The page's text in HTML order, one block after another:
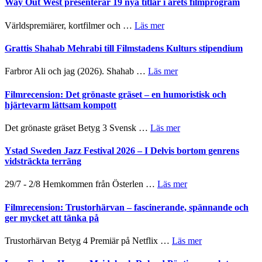
Way Out West presenterar 19 nya titlar i årets filmprogram
Världspremiärer, kortfilmer och … Läs merom
Out
19
titlar
filmprogram
Grattis Shahab Mehrabi till Filmstadens Kulturs stipendium
Farbror Ali och jag (2026). Shahab … Läs merom
Shahab
Mehrabi
Kulturs
Filmrecension: Det grönaste gräset – en humoristisk och
hjärtevarm lättsam kompott
Det grönaste gräset Betyg 3 Svensk … Läs merom
Det
grönaste
en
och
kompott
Ystad Sweden Jazz Festival 2026 – I Delvis bortom genrens
vidsträckta terräng
29/7 - 2/8 Hemkommen från Österlen … Läs merom
Sweden
Jazz
–
Filmrecension: Trustorhärvan – fascinerande, spännande och
ger mycket att tänka på
Trustorhärvan Betyg 4 Premiär på Netflix … Läs merom